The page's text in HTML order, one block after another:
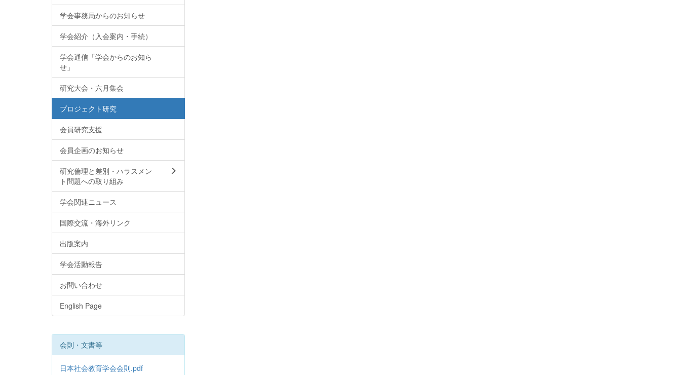
学会事務局からのお知らせ
学会紹介（入会案内・手続）
学会通信「学会からのお知ら
せ」
研究大会・六月集会
プロジェクト研究
会員研究支援
会員企画のお知らせ
研究倫理と差別・ハラスメン
ト問題への取り組み
学会関連ニュース
国際交流・海外リンク
出版案内
学会活動報告
お問い合わせ
English Page
会則・文書等
日本社会教育学会会則.pdf